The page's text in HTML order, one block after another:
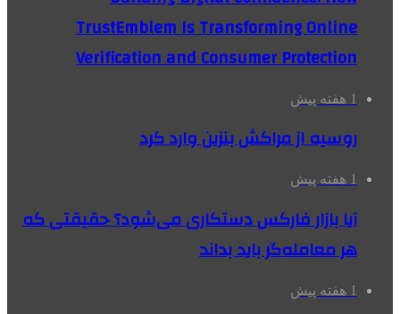
TrustEmblem Is Transforming Online
Verification and Consumer Protection
1 هفته پیش
روسیه از مراکش بنزین وارد کرد
1 هفته پیش
آیا بازار فارکس دستکاری می‌شود؟ حقیقتی که
هر معامله‌گر باید بداند
1 هفته پیش